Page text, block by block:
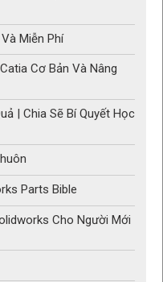
Miễn Phí
Cơ Bản Và Nâng
| Chia Sẽ Bí Quyết Học
Parts Bible
Cho Người Mới